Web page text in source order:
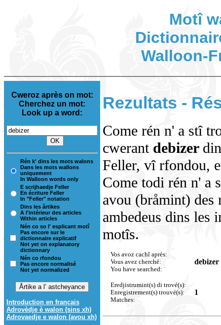
Motî
Walloon-
Cweroz après on mot:
Cherchez un mot:
Look up a word:
Rén k' dins les mots walons
Dans les mots wallons
uniquement
In Walloon words only
E scrijhaedje Feller
En écriture Feller
In "Feller" notation
Dins les årtikes
A l'intérieur des articles
Within articles
Nén co so l' esplicant motî
Pas encore sur le
dictionnaire explicatif
Not yet on explanatory
dictionnary
Nén co rfondou
Pas encore normalisé
Not yet normalized
Introduction en français
Adrovèdje è walon (sins xh)
Adrovaedje e walon (avou xh)
Rezultats -
Come rén n' a stî
cwerant debizer
Feller, vî rfondou,
Come todi rén n' a
avou (bråmint) des
ambedeus dins les
motîs.
Vos avoz cachî après:
Vous avez cherché:
You have searched:
debizer
Eredjistrumint(s) di trové(s):
Enregistrement(s) trouvé(s):
Matches:
1